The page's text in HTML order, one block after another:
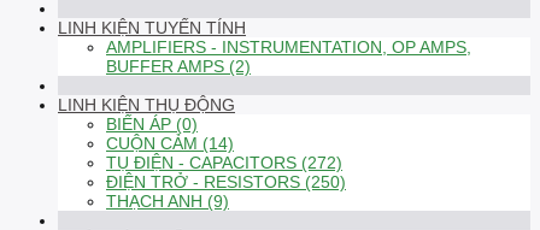
LINH KIỆN TUYẾN TÍNH
AMPLIFIERS - INSTRUMENTATION, OP AMPS,
BUFFER AMPS (2)
LINH KIỆN THỤ ĐỘNG
BIẾN ÁP (0)
CUỘN CẢM (14)
TỤ ĐIỆN - CAPACITORS (272)
ĐIỆN TRỞ - RESISTORS (250)
THẠCH ANH (9)